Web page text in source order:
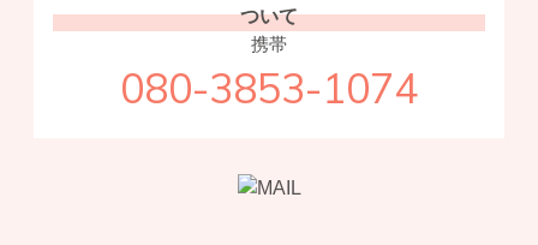
ついて
携帯
080-3853-1074